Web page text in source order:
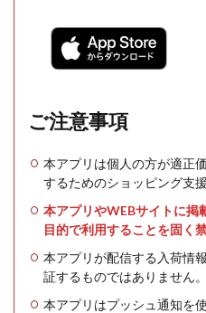
ご注意事項
本アプリは個人の方が適正
するためのショッピング支
本アプリやWEBサイトに掲
目的で利用することを固く
本アプリが配信する入荷情
証するものではありません。
本アプリはプッシュ通知を